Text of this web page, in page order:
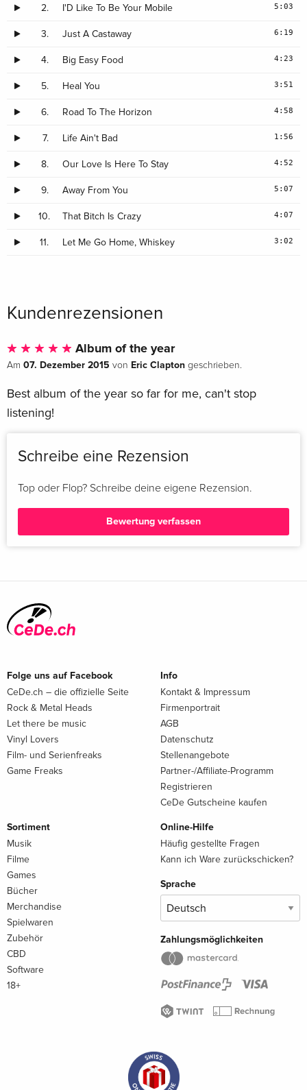
2. I'D Like To Be Your Mobile 5:03
3. Just A Castaway 6:19
4. Big Easy Food 4:23
5. Heal You 3:51
6. Road To The Horizon 4:58
7. Life Ain't Bad 1:56
8. Our Love Is Here To Stay 4:52
9. Away From You 5:07
10. That Bitch Is Crazy 4:07
11. Let Me Go Home, Whiskey 3:02
Kundenrezensionen
Album of the year
Am 07. Dezember 2015 von Eric Clapton geschrieben.
Best album of the year so far for me, can't stop
listening!
Schreibe eine Rezension
Top oder Flop? Schreibe deine eigene Rezension.
Bewertung verfassen
Folge uns auf Facebook
CeDe.ch – die offizielle Seite
Rock & Metal Heads
Let there be music
Vinyl Lovers
Film- und Serienfreaks
Game Freaks
Info
Kontakt & Impressum
Firmenportrait
AGB
Datenschutz
Stellenangebote
Partner-/Affiliate-Programm
Registrieren
CeDe Gutscheine kaufen
Sortiment
Musik
Filme
Games
Bücher
Merchandise
Spielwaren
Zubehör
CBD
Software
18+
Online-Hilfe
Häufig gestellte Fragen
Kann ich Ware zurückschicken?
Sprache
Zahlungsmöglichkeiten